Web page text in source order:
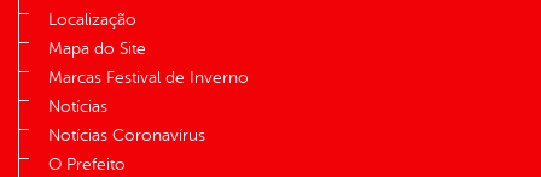
Localização
Mapa do Site
Marcas Festival de Inverno
Notícias
Notícias Coronavírus
O Prefeito